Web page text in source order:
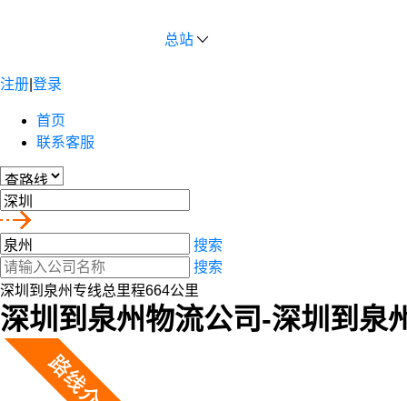
总站
注册 登录
首页
联系客服
搜索
搜索
深圳到泉州专线总里程664公里
深圳到泉州物流公司-深圳到泉